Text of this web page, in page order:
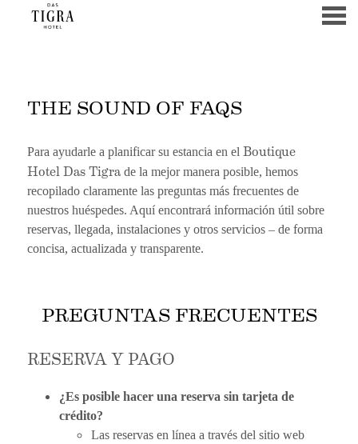
THE SOUND OF FAQS
Para ayudarle a planificar su estancia en elBoutique
Hotel Das Tigrade la mejor manera posible, hemos
recopilado claramente las preguntas más frecuentes de
nuestros huéspedes. Aquí encontrará información útil sobre
reservas, llegada, instalaciones y otros servicios – de forma
concisa, actualizada y transparente.
PREGUNTAS FRECUENTES
RESERVA Y PAGO
¿Es posible hacer una reserva sin tarjeta de
crédito?
Las reservas en línea a través del sitio web